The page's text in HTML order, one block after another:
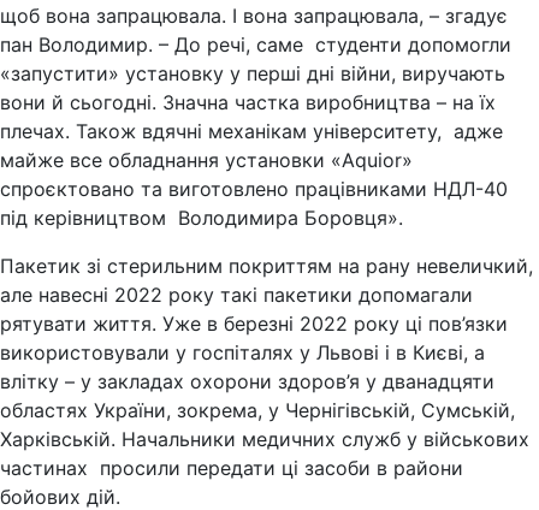
щоб вона запрацювала. І вона запрацювала, – згадує
пан Володимир. – До речі, саме студенти допомогли
«запустити» установку у перші дні війни, виручають
вони й сьогодні. Значна частка виробництва – на їх
плечах. Також вдячні механікам університету, адже
майже все обладнання установки «Aquіor»
спроєктовано та виготовлено працівниками НДЛ-40
під керівництвом Володимира Боровця».
Пакетик зі стерильним покриттям на рану невеличкий,
але навесні 2022 року такі пакетики допомагали
рятувати життя. Уже в березні 2022 року ці пов’язки
використовували у госпіталях у Львові і в Києві, а
влітку – у закладах охорони здоров’я у дванадцяти
областях України, зокрема, у Чернігівській, Сумській,
Харківській. Начальники медичних служб у військових
частинах просили передати ці засоби в райони
бойових дій.